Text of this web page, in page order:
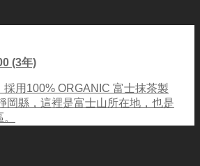
(3年)
採用100% ORGANIC 富士抹茶製
岡縣，這裡是富士山所在地，也是